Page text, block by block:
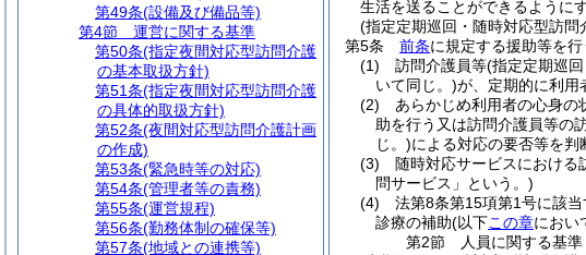
生活を送ることができるように
(指定定期巡回・随時対応型訪問
第5条
前条に規定する援助等を
(1)
訪問介護員等(指定定期巡
いて同じ。)が、定期的に利用
(2)
あらかじめ利用者の心身
助を行う又は訪問介護員等の
じ。)による対応の要否等を判
(3)
随時対応サービスにおけ
問サービス」という。)
(4)
法第8条第15項第1号に該
診療の補助(以下この章におい
第2節
人員に関する基準
第49条(設備及び備品等)
第4節
運営に関する基準
第50条(指定夜間対応型訪問介護
の基本取扱方針)
第51条(指定夜間対応型訪問介護
の具体的取扱方針)
第52条(夜間対応型訪問介護計画
の作成)
第53条(緊急時等の対応)
第54条(管理者等の責務)
第55条(運営規程)
第56条(勤務体制の確保等)
第57条(地域との連携等)